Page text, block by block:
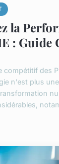
la
: Guide
compétitif des
n'est plus